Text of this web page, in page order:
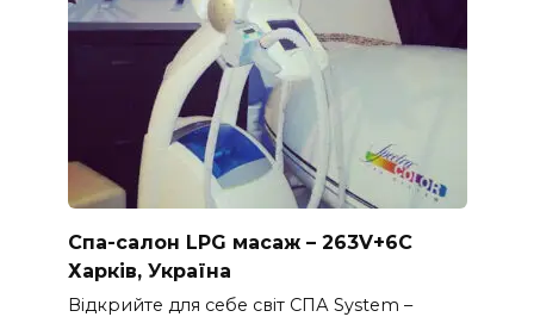
Спа-салон LPG масаж – 263V+6C
Харків, Україна
Відкрийте для себе світ СПА System –